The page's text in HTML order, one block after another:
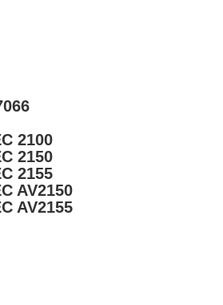
2100
2150
2155
AV2150
AV2155